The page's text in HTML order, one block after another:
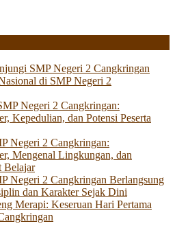
SMP Negeri 2 Cangkringan
di SMP Negeri 2
Negeri 2 Cangkringan:
Kepedulian, dan Potensi Peserta
Negeri 2 Cangkringan:
Mengenal Lingkungan, dan
Belajar
Negeri 2 Cangkringan Berlangsung
dan Karakter Sejak Dini
Merapi: Keseruan Hari Pertama